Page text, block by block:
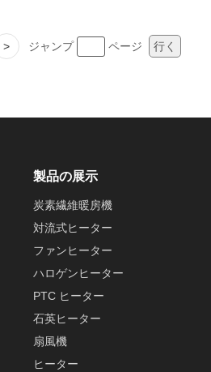
> ジャンプ ページ 行く
製品の展示
炭素繊維暖房機
対流式ヒーター
ファンヒーター
ハロゲンヒーター
PTC ヒーター
石英ヒーター
扇風機
ヒーター